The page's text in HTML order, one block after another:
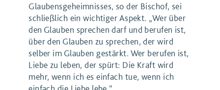
Glaubensgeheimnisses, so der Bischof, sei
schließlich ein wichtiger Aspekt. „Wer über
den Glauben sprechen darf und berufen ist,
über den Glauben zu sprechen, der wird
selber im Glauben gestärkt. Wer berufen ist,
Liebe zu leben, der spürt: Die Kraft wird
mehr, wenn ich es einfach tue, wenn ich